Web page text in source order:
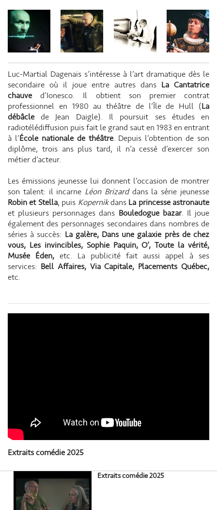
Luc-Martial Dagenais s’intéresse à l’art dramatique dès le
secondaire où il joue entre autres dans La Cantatrice
chauved’Ionesco. Il obtient son premier contrat
professionnel en 1980 au théâtre de l’Île de Hull (La
débâclede Jean Daigle). Il poursuit ses études en
radiotélédiffusion puis fait le grand saut en 1983 en entrant
à l’École nationale de théâtre. Depuis l’obtention de son
diplôme, trois ans plus tard, il n’a cessé d’exercer son
métier d’acteur.
Les émissions jeunesse lui donnent l’occasion de montrer
son talent: il incarne Léon Brizarddans la série jeunesse
Robin et Stella, puis Kopernikdans La princesse astronaute
et plusieurs personnages dans Bouledogue bazar. Il joue
également des personnages secondaires dans nombres de
séries à succès: La galère, Dans une galaxie près de chez
vous, Les invincibles, Sophie Paquin, O’, Toute la vérité,
Musée Éden,etc. La publicité fait aussi appel à ses
services: Bell Affaires, Via Capitale, Placements Québec,
etc.
Extraits comédie 2025
Extraits comédie 2025